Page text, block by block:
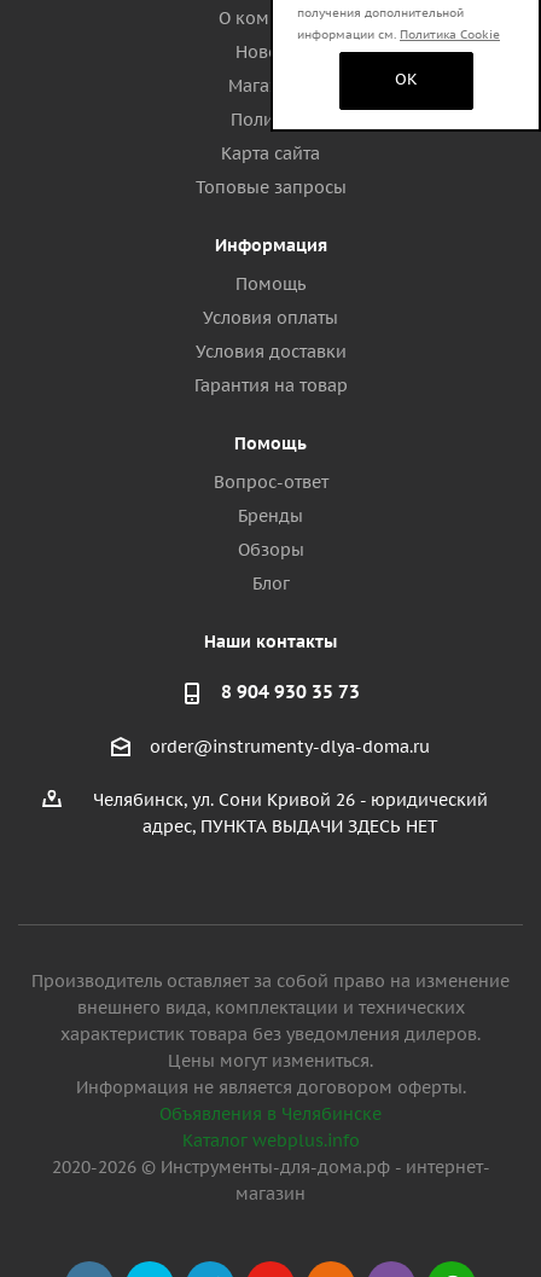
О компании
Новости
Магазины
Политика
Карта сайта
Топовые запросы
Информация
Помощь
Условия оплаты
Условия доставки
Гарантия на товар
Помощь
Вопрос-ответ
Бренды
Обзоры
Блог
Наши контакты
8 904 930 35 73
order@instrumenty-dlya-doma.ru
Челябинск, ул. Сони Кривой 26 - юридический
адрес, ПУНКТА ВЫДАЧИ ЗДЕСЬ НЕТ
Производитель оставляет за собой право на изменение
внешнего вида, комплектации и технических
характеристик товара без уведомления дилеров.
Цены могут измениться.
Информация не является договором оферты.
Объявления в Челябинске
Каталог webplus.info
2020-2026 © Инструменты-для-дома.рф - интернет-
магазин
получения дополнительной
информации см. Политика Cookie
OK